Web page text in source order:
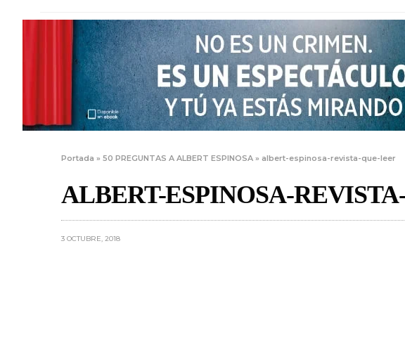
Portada »50 PREGUNTAS A ALBERT ESPINOSA » albert-espinosa-revista-que-leer
ALBERT-ESPINOSA-
3 OCTUBRE, 2018